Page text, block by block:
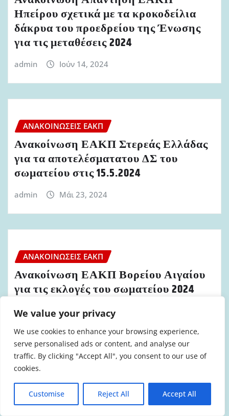
We value your privacy
We use cookies to enhance your browsing experience,
serve personalised ads or content, and analyse our
traffic. By clicking "Accept All", you consent to our use of
cookies.
Customise Reject All Accept All
Ηπείρου σχετικά με τα κροκοδείλια
δάκρυα του προεδρείου της Ένωσης
για τις μεταθέσεις 2024
admin Ιούν 14, 2024
ΑΝΑΚΟΙΝΏΣΕΙΣ ΕΑΚΠ
Ανακοίνωση ΕΑΚΠ Στερεάς Ελλάδας
για τα αποτελέσματατου ΔΣ του
σωματείου στις 15.5.2024
admin Μάι 23, 2024
ΑΝΑΚΟΙΝΏΣΕΙΣ ΕΑΚΠ
Ανακοίνωση ΕΑΚΠ Βορείου Αιγαίου
για τις εκλογές του σωματείου 2024
admin Μάι 20, 2024